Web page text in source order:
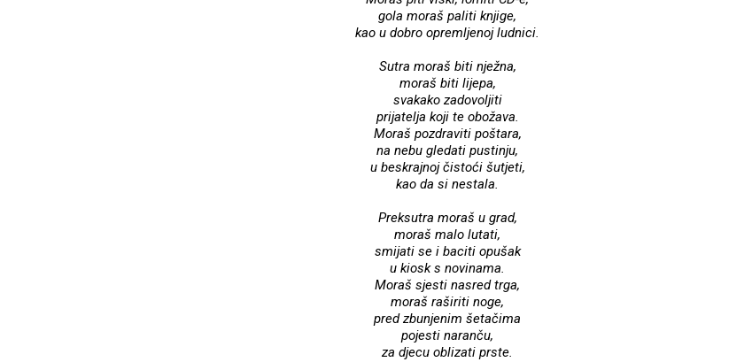
gola moraš paliti knjige,
kao u dobro opremljenoj ludnici.
Sutra moraš biti nježna,
moraš biti lijepa,
svakako zadovoljiti
prijatelja koji te obožava.
Moraš pozdraviti poštara,
na nebu gledati pustinju,
u beskrajnoj čistoći šutjeti,
kao da si nestala.
Preksutra moraš u grad,
moraš malo lutati,
smijati se i baciti opušak
u kiosk s novinama.
Moraš sjesti nasred trga,
moraš raširiti noge,
pred zbunjenim šetačima
pojesti naranču,
za djecu oblizati prste.